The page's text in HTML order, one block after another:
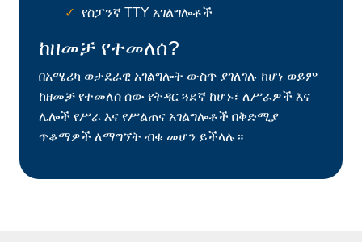
የስፓንኛ TTY አገልግሎቶች
ከዘመቻ የተመለሰ?
በአሜሪካ ወታደራዊ አገልግሎት ውስጥ ያገለገሉ ከሆነ ወይም
ከዘመቻ የተመለሰ ሰው የትዳር ጓደኛ ከሆኑ፣ ለሥራዎች እና
ሌሎች የሥራ እና የሥልጠና አገልግሎቶች በቅድሚያ
ጥቆማዎች ለማግኘት ብቁ መሆን ይችላሉ።